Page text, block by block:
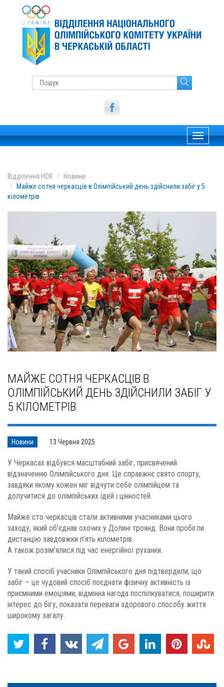
Toggle
Відділення НОК
Новини
Майже сотня черкасців в Олімпійський день здійснили забіг у 5
кілометрів
МАЙЖЕ СОТНЯ ЧЕРКАСЦІВ В
ОЛІМПІЙСЬКИЙ ДЕНЬ ЗДІЙСНИЛИ ЗАБІГ У
5 КІЛОМЕТРІВ
Новини 13 Червня 2025
У Черкасах відбувся масштабний забіг, присвячений
відзначенню Олімпійського дня. Це справжнє свято спорту,
завдяки якому кожен міг відчути себе олімпійцем та
долучитися до олімпійських ідей і цінностей.
Майже сто черкасців стали активними учасниками цього
заходу, який об’єднав охочих у Долині троянд. Вони пробігли
дистанцію завдовжки п’ять кілометрів.
А також розім’ялися під час енергійної руханки.
У такий спосіб учасники Олімпійського дня підтвердили, що
забіг – це чудовий спосіб поєднати фізичну активність із
приємними емоціями, відмінна нагода поспілкуватися, поширити
інтерес до бігу, показати переваги здорового способу життя
широкому загалу.